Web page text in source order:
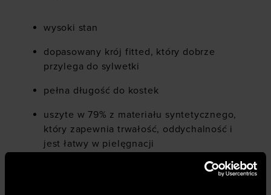
wysoki stan
dopasowany krój fitted, który dobrze
przylega do sylwetki
pełna długość do kostek
uszyte w 79% z materiału syntetycznego,
który zapewnia trwałość, oddychalność i
jest łatwy w pielęgnacji
elastyczny materiał z dodatkiem elastanu